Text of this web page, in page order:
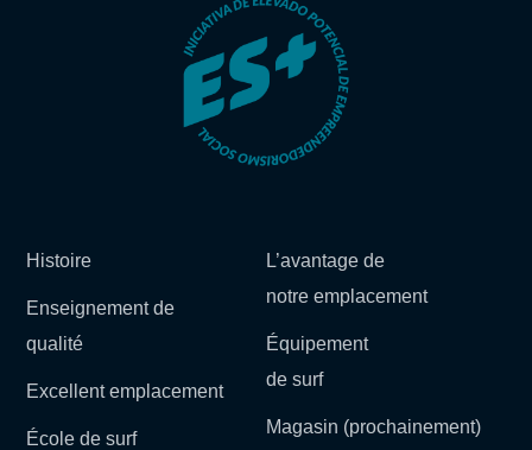
Histoire
Enseignement de
qualité
Excellent emplacement
École de surf
L’avantage de
notre emplacement
Équipement
de surf
Magasin (prochainement)